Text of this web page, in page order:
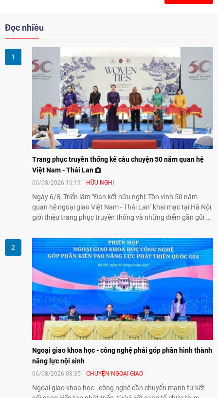
Đọc nhiều
Trang phục truyền thống kể câu chuyện 50 năm quan hệ
Việt Nam - Thái Lan
06/08/2026 16:19 HỮU NGHỊ
Ngày 6/8, Triển lãm "Đan kết hữu nghị: Tôn vinh 50 năm
quan hệ ngoại giao Việt Nam - Thái Lan" khai mạc tại Hà Nội,
giới thiệu trang phục truyền thống và những điểm gần gũi về
giao lưu nhân dân trong chặng đường nửa thế kỷ quan hệ
song phương.
Ngoại giao khoa học - công nghệ phải góp phần hình thành
năng lực nội sinh
06/08/2026 08:35 CHUYỆN NGOẠI GIAO
Ngoại giao khoa học - công nghệ cần chuyển mạnh từ kết